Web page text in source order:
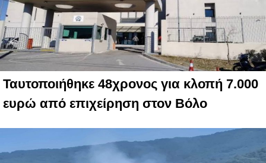
Ταυτοποιήθηκε 48χρονος για κλοπή 7.000
ευρώ από επιχείρηση στον Βόλο